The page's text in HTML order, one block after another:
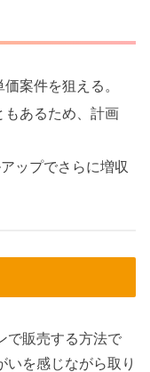
案件を狙える。
もあるため、計画
ップでさらに増収
で販売する方法で
いを感じながら取り